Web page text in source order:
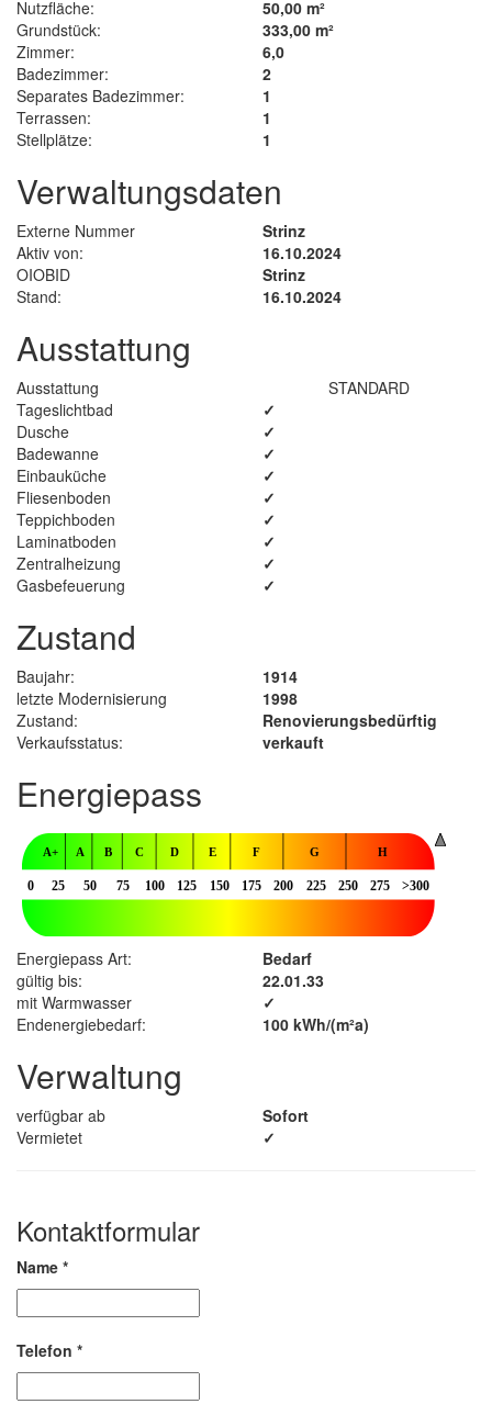
Nutzfläche:
50,00 m²
Grundstück:
333,00 m²
Zimmer:
6,0
Badezimmer:
2
Separates Badezimmer:
1
Terrassen:
1
Stellplätze:
1
Verwaltungsdaten
Externe Nummer
Strinz
Aktiv von:
16.10.2024
OIOBID
Strinz
Stand:
16.10.2024
Ausstattung
Ausstattung
STANDARD
Tageslichtbad
✓
Dusche
✓
Badewanne
✓
Einbauküche
✓
Fliesenboden
✓
Teppichboden
✓
Laminatboden
✓
Zentralheizung
✓
Gasbefeuerung
✓
Zustand
Baujahr:
1914
letzte Modernisierung
1998
Zustand:
Renovierungsbedürftig
Verkaufsstatus:
verkauft
Energiepass
Energiepass Art:
Bedarf
gültig bis:
22.01.33
mit Warmwasser
✓
Endenergiebedarf:
100 kWh/(m²a)
Verwaltung
verfügbar ab
Sofort
Vermietet
✓
Kontaktformular
Name *
Telefon *